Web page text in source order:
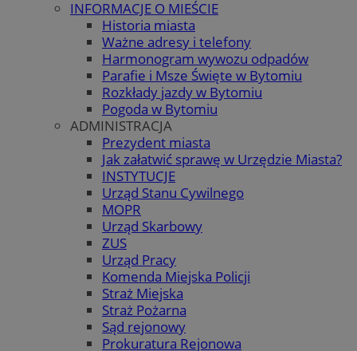
INFORMACJE O MIEŚCIE
Historia miasta
Ważne adresy i telefony
Harmonogram wywozu odpadów
Parafie i Msze Święte w Bytomiu
Rozkłady jazdy w Bytomiu
Pogoda w Bytomiu
ADMINISTRACJA
Prezydent miasta
Jak załatwić sprawę w Urzędzie Miasta?
INSTYTUCJE
Urząd Stanu Cywilnego
MOPR
Urząd Skarbowy
ZUS
Urząd Pracy
Komenda Miejska Policji
Straż Miejska
Straż Pożarna
Sąd rejonowy
Prokuratura Rejonowa